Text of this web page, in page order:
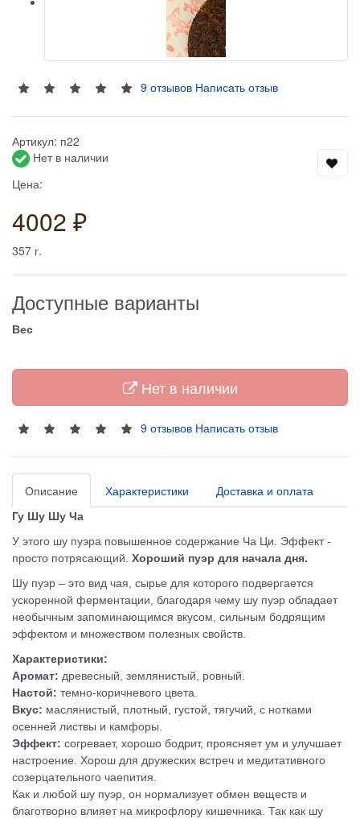
9 отзывов Написать отзыв
Артикул: п22
Нет в наличии
Цена:
4002 ₽
357 г.
Доступные варианты
Вес
Нет в наличии
9 отзывов Написать отзыв
Описание Характеристики Доставка и оплата
Гу Шу Шу Ча
У этого шу пуэра повышенное содержание Ча Ци. Эффект -
просто потрясающий. Хороший пуэр для начала дня.
Шу пуэр – это вид чая, сырье для которого подвергается
ускоренной ферментации, благодаря чему шу пуэр обладает
необычным запоминающимся вкусом, сильным бодрящим
эффектом и множеством полезных свойств.
Характеристики:
Аромат: древесный, землянистый, ровный.
Настой: темно-коричневого цвета.
Вкус: маслянистый, плотный, густой, тягучий, с нотками
осенней листвы и камфоры.
Эффект: согревает, хорошо бодрит, проясняет ум и улучшает
настроение. Хорош для дружеских встреч и медитативного
созерцательного чаепития.
Как и любой шу пуэр, он нормализует обмен веществ и
благотворно влияет на микрофлору кишечника. Так как шу